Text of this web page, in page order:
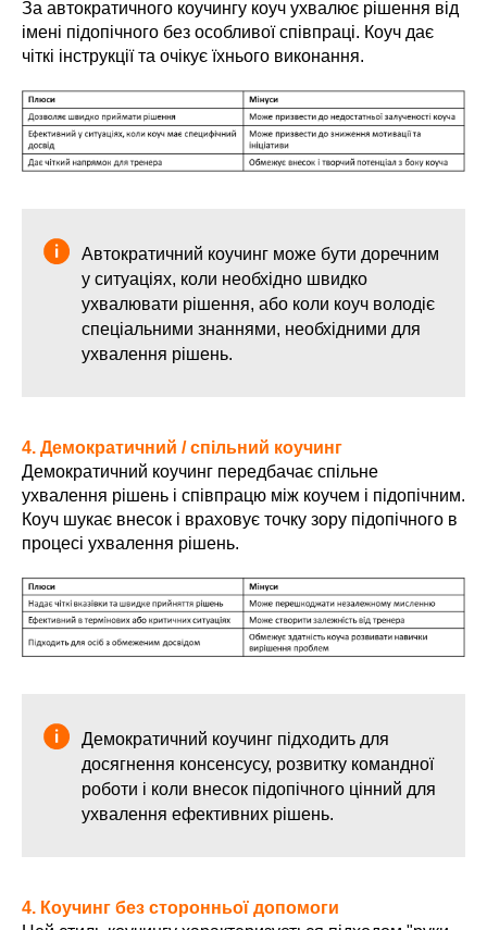
За автократичного коучингу коуч ухвалює рішення від
імені підопічного без особливої співпраці. Коуч дає
чіткі інструкції та очікує їхнього виконання.
Автократичний коучинг може бути доречним
у ситуаціях, коли необхідно швидко
ухвалювати рішення, або коли коуч володіє
спеціальними знаннями, необхідними для
ухвалення рішень.
4. Демократичний / спільний коучинг
Демократичний коучинг передбачає спільне
ухвалення рішень і співпрацю між коучем і підопічним.
Коуч шукає внесок і враховує точку зору підопічного в
процесі ухвалення рішень.
Демократичний коучинг підходить для
досягнення консенсусу, розвитку командної
роботи і коли внесок підопічного цінний для
ухвалення ефективних рішень.
4. Коучинг без сторонньої допомоги